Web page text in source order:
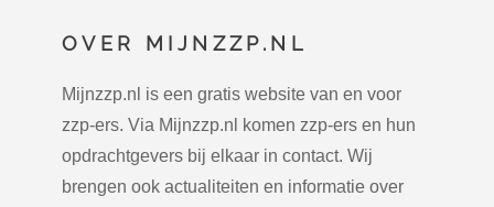
OVER MIJNZZP.NL
Mijnzzp.nl is een gratis website van en voor
zzp-ers. Via Mijnzzp.nl komen zzp-ers en hun
opdrachtgevers bij elkaar in contact. Wij
brengen ook actualiteiten en informatie over